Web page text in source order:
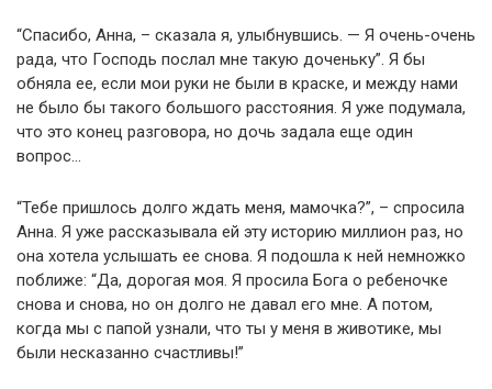
“Спасибо, Анна, – сказала я, улыбнувшись. — Я очень-очень
рада, что Господь послал мне такую доченьку”. Я бы
обняла ее, если мои руки не были в краске, и между нами
не было бы такого большого расстояния. Я уже подумала,
что это конец разговора, но дочь задала еще один
вопрос…
“Тебе пришлось долго ждать меня, мамочка?”, – спросила
Анна. Я уже рассказывала ей эту историю миллион раз, но
она хотела услышать ее снова. Я подошла к ней немножко
поближе: “Да, дорогая моя. Я просила Бога о ребеночке
снова и снова, но он долго не давал его мне. А потом,
когда мы с папой узнали, что ты у меня в животике, мы
были несказанно счастливы!”